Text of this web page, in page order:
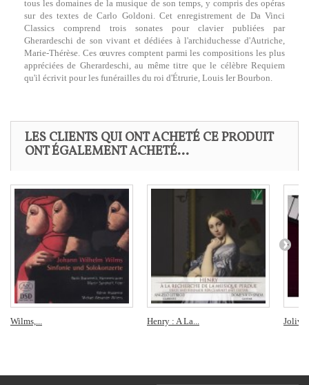
tous les domaines de la musique de son temps, y compris des opéras
sur des textes de Carlo Goldoni. Cet enregistrement de Da Vinci
Classics comprend trois sonates pour clavier publiées par
Gherardeschi de son vivant et dédiées à l'archiduchesse d'Autriche,
Marie-Thérèse. Ces œuvres comptent parmi les compositions les plus
appréciées de Gherardeschi, au même titre que le célèbre Requiem
qu'il écrivit pour les funérailles du roi d'Étrurie, Louis Ier Bourbon.
LES CLIENTS QUI ONT ACHETÉ CE PRODUIT
ONT ÉGALEMENT ACHETÉ...
Wilms,... Henry : A La...